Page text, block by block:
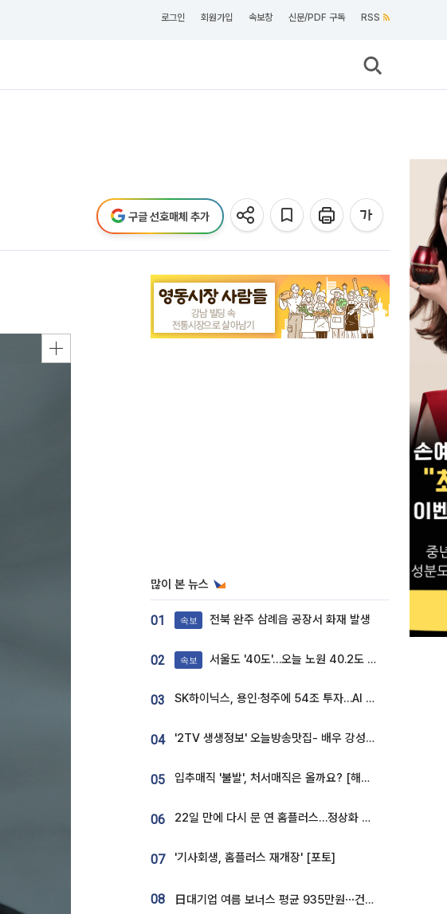
로그인 회원가입 속보창 신문/PDF 구독 RSS
구글 선호매체 추가
많이 본 뉴스
01 속보 전북 완주 삼례읍 공장서 화재 발생
02 속보 서울도 '40도'…오늘 노원 40.2도 기록
03 SK하이닉스, 용인·청주에 54조 투자…AI 메모리 생산기지 키운다
04 '2TV 생생정보' 오늘방송맛집- 배우 강성진 단골! 쌀국수ㆍ푸팟퐁 커리 맛집 '블○○○'
05 입추매직 '불발', 처서매직은 올까요? [해시태그]
06 22일 만에 다시 문 연 홈플러스…정상화 바쁜데 재고 없어 ‘발동동’[가보니]
07 '기사회생, 홈플러스 재개장' [포토]
08 日대기업 여름 보너스 평균 935만원⋯건설회사 1800만 넘어